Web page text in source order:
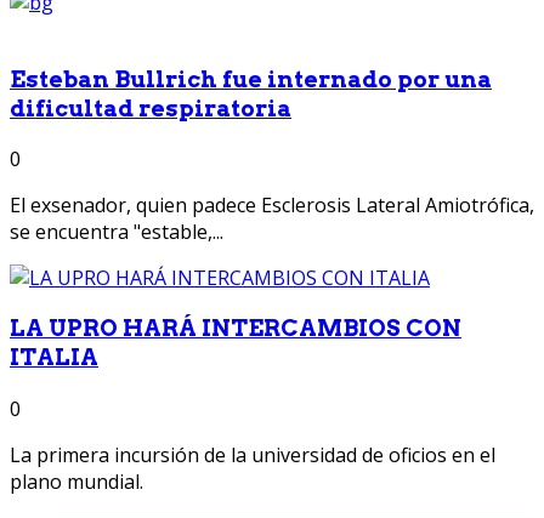
Esteban Bullrich fue internado por una
dificultad respiratoria
0
El exsenador, quien padece Esclerosis Lateral Amiotrófica,
se encuentra "estable,...
LA UPRO HARÁ INTERCAMBIOS CON
ITALIA
0
La primera incursión de la universidad de oficios en el
plano mundial.